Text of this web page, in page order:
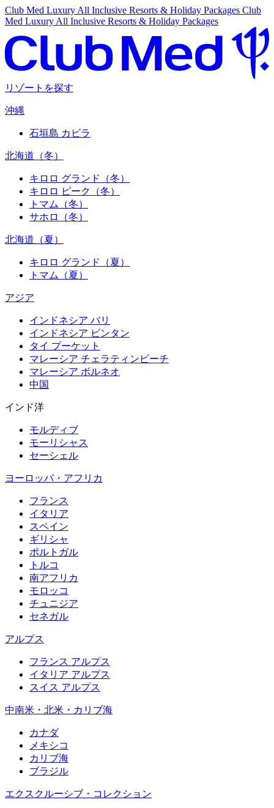
Club Med Luxury All Inclusive Resorts & Holiday Packages Club
Med Luxury All Inclusive Resorts & Holiday Packages
リゾートを探す
沖縄
石垣島 カビラ
北海道（冬）
キロロ グランド（冬）
キロロ ピーク（冬）
トマム（冬）
サホロ（冬）
北海道（夏）
キロロ グランド（夏）
トマム（夏）
アジア
インドネシア バリ
インドネシア ビンタン
タイ プーケット
マレーシア チェラティンビーチ
マレーシア ボルネオ
中国
インド洋
モルディブ
モーリシャス
セーシェル
ヨーロッパ・アフリカ
フランス
イタリア
スペイン
ギリシャ
ポルトガル
トルコ
南アフリカ
モロッコ
チュニジア
セネガル
アルプス
フランス アルプス
イタリア アルプス
スイス アルプス
中南米・北米・カリブ海
カナダ
メキシコ
カリブ海
ブラジル
エクスクルーシブ・コレクション